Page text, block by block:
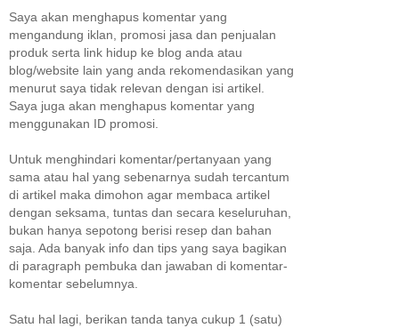
Saya akan menghapus komentar yang
mengandung iklan, promosi jasa dan penjualan
produk serta link hidup ke blog anda atau
blog/website lain yang anda rekomendasikan yang
menurut saya tidak relevan dengan isi artikel.
Saya juga akan menghapus komentar yang
menggunakan ID promosi.
Untuk menghindari komentar/pertanyaan yang
sama atau hal yang sebenarnya sudah tercantum
di artikel maka dimohon agar membaca artikel
dengan seksama, tuntas dan secara keseluruhan,
bukan hanya sepotong berisi resep dan bahan
saja. Ada banyak info dan tips yang saya bagikan
di paragraph pembuka dan jawaban di komentar-
komentar sebelumnya.
Satu hal lagi, berikan tanda tanya cukup 1 (satu)